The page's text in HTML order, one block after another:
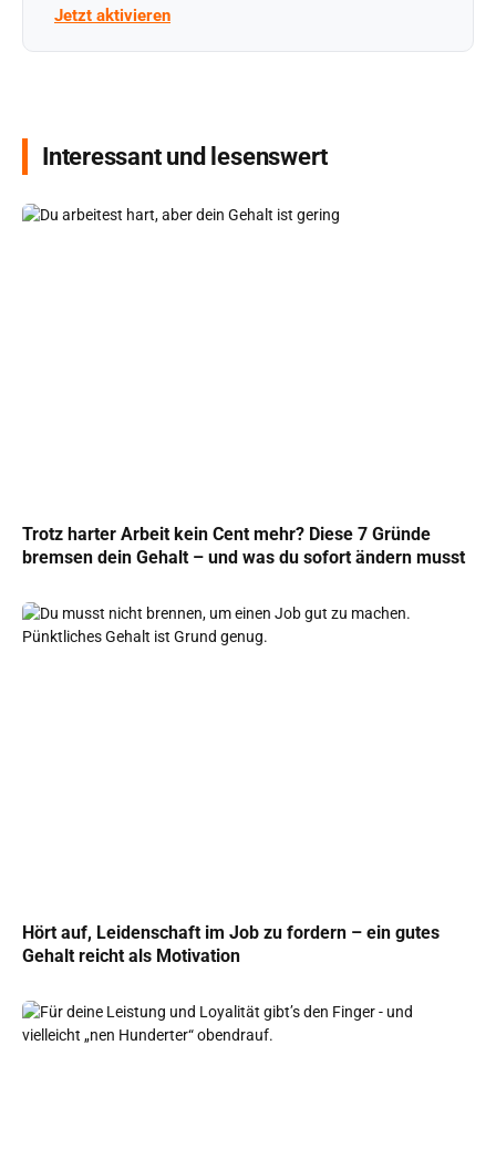
Jetzt aktivieren
Interessant und lesenswert
Trotz harter Arbeit kein Cent mehr? Diese 7 Gründe
bremsen dein Gehalt – und was du sofort ändern musst
Hört auf, Leidenschaft im Job zu fordern – ein gutes
Gehalt reicht als Motivation